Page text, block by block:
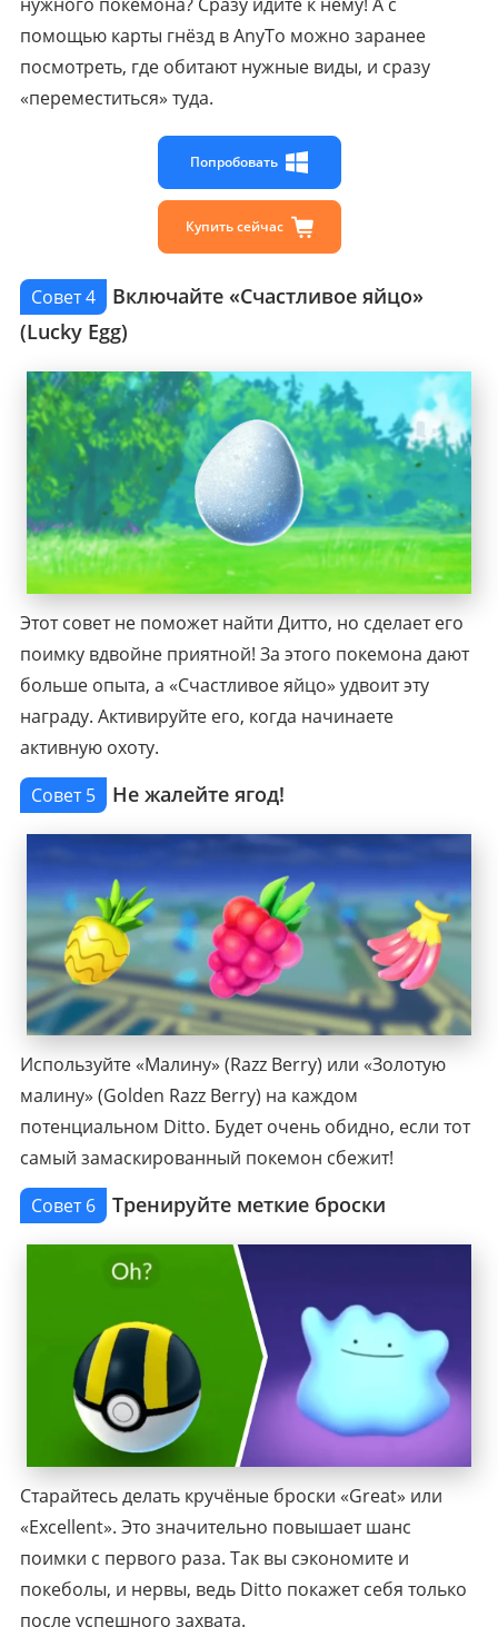
помощью карты гнёзд в AnyTo можно заранее
посмотреть, где обитают нужные виды, и сразу
«переместиться» туда.
Попробовать
Купить сейчас
Совет 4
Включайте «Счастливое яйцо»
(Lucky Egg)
Этот совет не поможет найти Дитто, но сделает его
поимку вдвойне приятной! За этого покемона дают
больше опыта, а «Счастливое яйцо» удвоит эту
награду. Активируйте его, когда начинаете
активную охоту.
Совет 5
Не жалейте ягод!
Используйте «Малину» (Razz Berry) или «Золотую
малину» (Golden Razz Berry) на каждом
потенциальном Ditto. Будет очень обидно, если тот
самый замаскированный покемон сбежит!
Совет 6
Тренируйте меткие броски
Старайтесь делать кручёные броски «Great» или
«Excellent». Это значительно повышает шанс
поимки с первого раза. Так вы сэкономите и
покеболы, и нервы, ведь Ditto покажет себя только
после успешного захвата.